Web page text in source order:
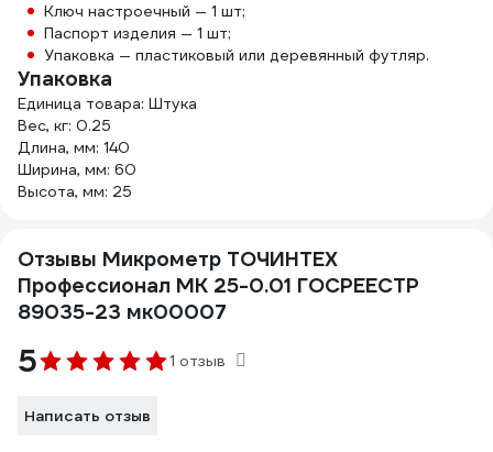
Ключ настроечный — 1 шт;
Паспорт изделия — 1 шт;
Упаковка — пластиковый или деревянный футляр.
Упаковка
Единица товара: Штука
Вес, кг: 0.25
Длина, мм: 140
Ширина, мм: 60
Высота, мм: 25
Отзывы Микрометр ТОЧИНТЕХ
Профессионал МК 25-0.01 ГОСРЕЕСТР
89035-23 мк00007
5 1 отзыв
Написать отзыв